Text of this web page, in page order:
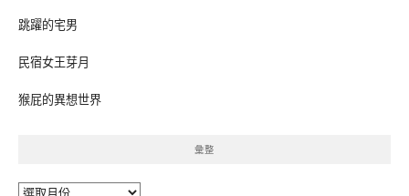
跳躍的宅男
民宿女王芽月
猴屁的異想世界
彙整
彙